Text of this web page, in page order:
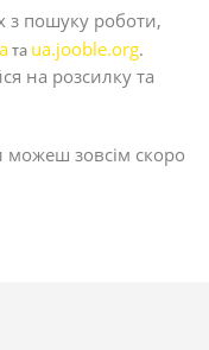
з пошуку роботи,
та ua.jooble.org.
на розсилку та
можеш зовсім скоро